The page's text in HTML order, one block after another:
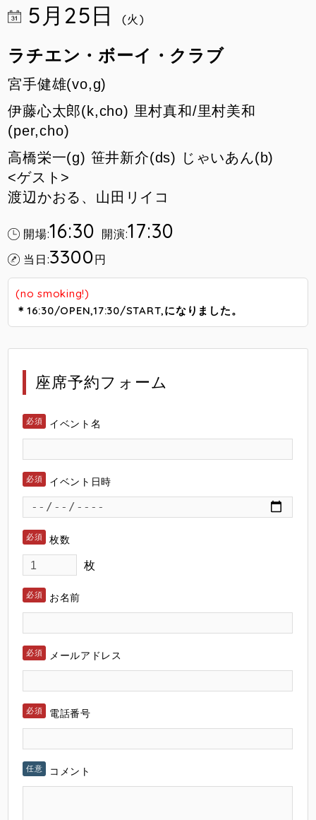
5月25日 (火)
ラチエン・ボーイ・クラブ
宮手健雄(vo,g)
伊藤心太郎(k,cho) 里村真和/里村美和
(per,cho)
高橋栄一(g) 笹井新介(ds) じゃいあん(b)
<ゲスト>
渡辺かおる、山田リイコ
開場:16:30 開演:17:30
当日:3300円
(no smoking!)
＊16:30/OPEN,17:30/START,になりました。
座席予約フォーム
イベント名
イベント日時
枚数
枚
お名前
メールアドレス
電話番号
コメント